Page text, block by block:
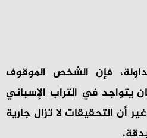
فإن الشخص الموقوف
يتواجد في التراب الإسباني
أن التحقيقات لا تزال جارية